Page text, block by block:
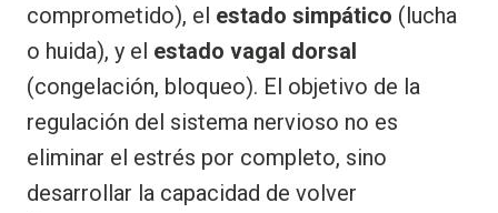
comprometido), el estado simpático (lucha
o huida), y el estado vagal dorsal
(congelación, bloqueo). El objetivo de la
regulación del sistema nervioso no es
eliminar el estrés por completo, sino
desarrollar la capacidad de volver